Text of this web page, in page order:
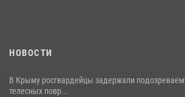
НОВОСТИ
В Крыму росгвардейцы задержали
телесных повр...